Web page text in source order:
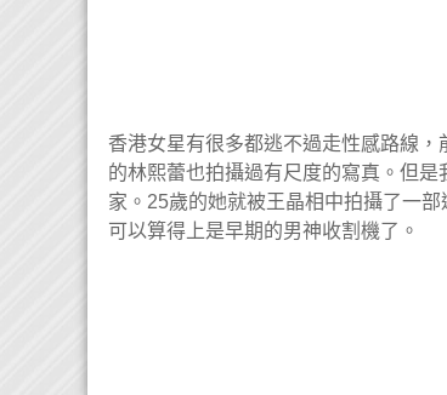
香港女星有很多都逃不過走性感路線
的林熙蕾也拍攝過有尺度的寫真。但
家。25歲的她就被王晶相中拍攝了一
可以算得上是早期的男神收割機了。